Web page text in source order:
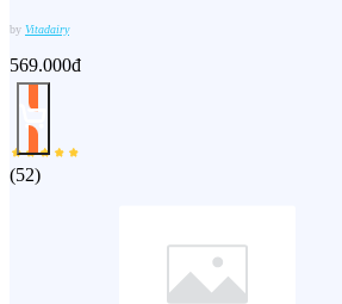
by Vitadairy
569.000đ
(52)